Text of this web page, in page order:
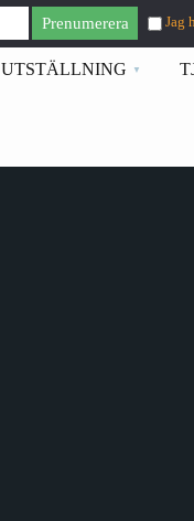
UTSTÄLLNING
Jag